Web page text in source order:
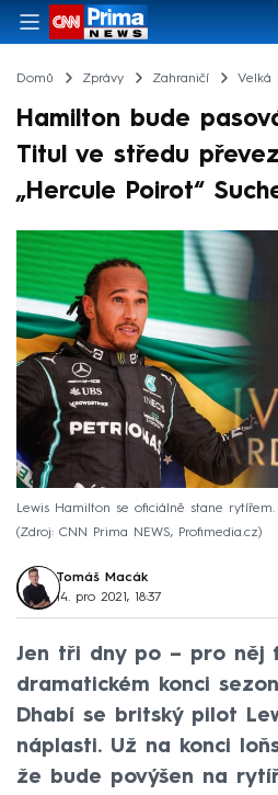
Domů Zprávy Zahraničí Velká
Hamilton bude
Titul ve středu
„Hercule Poirot“
Lewis Hamilton se oficiálně stane
Zdroj: CNN Prima NEWS, Profimedia.cz
Tomáš Macák
14. pro 2021, 18:37
Jen tři dny po – pro něj
dramatickém konci
Dhabí se britský pilot
náplasti. Už na konci
že bude povýšen na